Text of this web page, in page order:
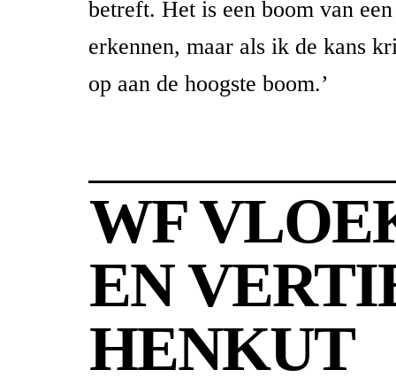
betreft. Het is een boom van
erkennen, maar als ik de kans
op aan de hoogste boom.’
WF
EN
HENKUT